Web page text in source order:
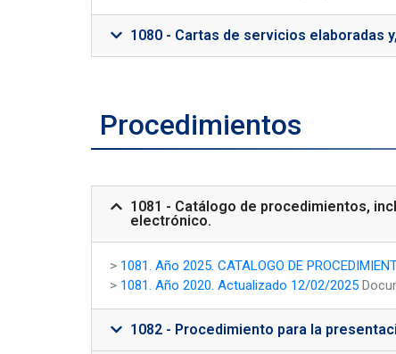
1080 - Cartas de servicios elaboradas
Procedimientos
1081 - Catálogo de procedimientos,
electrónico.
> 1081. Año 2025. CATALOGO DE
> 1081. Año 2020. Actualizado 12/02/2025
1082 - Procedimiento para la